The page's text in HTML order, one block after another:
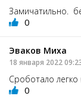
Замичатильно.
0
Эваков Миха
18 января 2022
Сроботало
0